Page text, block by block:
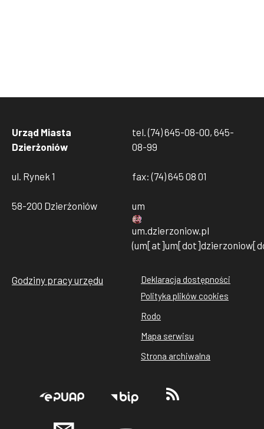
Urząd Miasta
Dzierżoniów
ul. Rynek 1
58-200 Dzierżoniów
tel. (74) 645-08-00, 645-
08-99
fax: (74) 645 08 01
um
um dzierzoniow. pl
Godziny pracy urzędu
Stopka
rodo
cookies
Deklaracja dostępności
Polityka plików cookies
Rodo
Mapa serwisu
Strona archiwalna
Stopka